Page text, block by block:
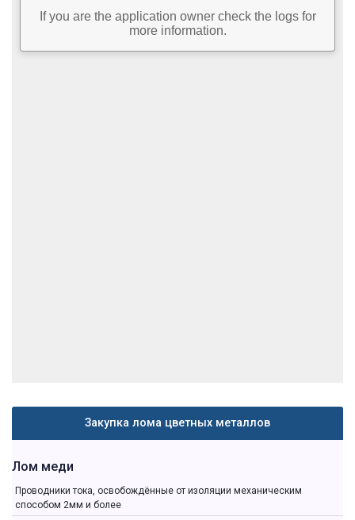
Закупка лома цветных металлов
Лом меди
Проводники тока, освобождённые от изоляции механическим
способом 2мм и более